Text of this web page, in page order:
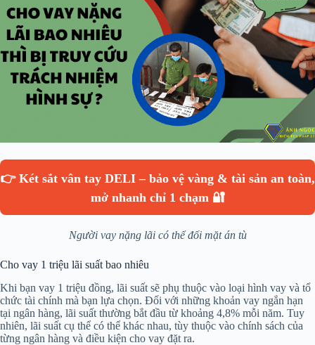
👉 Két sắt vân tay DELI – bảo vệ vàng & tài sản an toàn,
mở nhanh chỉ 1 chạm 🔐
Người vay nặng lãi có thể đối mặt án tù
Cho vay 1 triệu lãi suất bao nhiêu
Khi bạn vay 1 triệu đồng, lãi suất sẽ phụ thuộc vào loại hình vay và tổ
chức tài chính mà bạn lựa chọn. Đối với những khoản vay ngắn hạn
tại ngân hàng, lãi suất thường bắt đầu từ khoảng 4,8% mỗi năm. Tuy
nhiên, lãi suất cụ thể có thể khác nhau, tùy thuộc vào chính sách của
từng ngân hàng và điều kiện cho vay đặt ra.